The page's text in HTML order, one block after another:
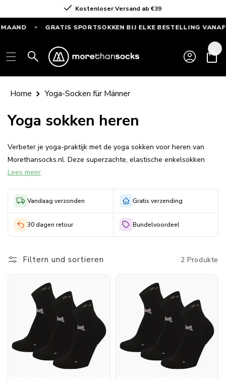
Kostenloser Versand ab €39
GRATIS SPORTSOKKEN BIJ ELKE BESTELLING VANAF
SPORTSOKKEN
bij
elke
bestelling
€55
Einloggen
Home Yoga-Socken für Männer
Yoga sokken heren
Verbeter je yoga-praktijk met de yoga sokken voor heren van
Morethansocks.nl. Deze superzachte, elastische enkelsokken
bieden ultiem comfort en flexibiliteit voor elke pose. Uitgerust
een niet knellende boord met extra hielstuk voor een perfecte
pasvorm. Ideaal voor yoga, Pilates of ontspanning thuis. Ervaar
de perfecte combinatie van functionaliteit en comfort, speciaal
ontworpen voor de moderne man
Lees meer
Vandaag verzonden Gratis verzending
30 dagen retour Bundelvoordeel
Filtern und sortieren 2 Produkte